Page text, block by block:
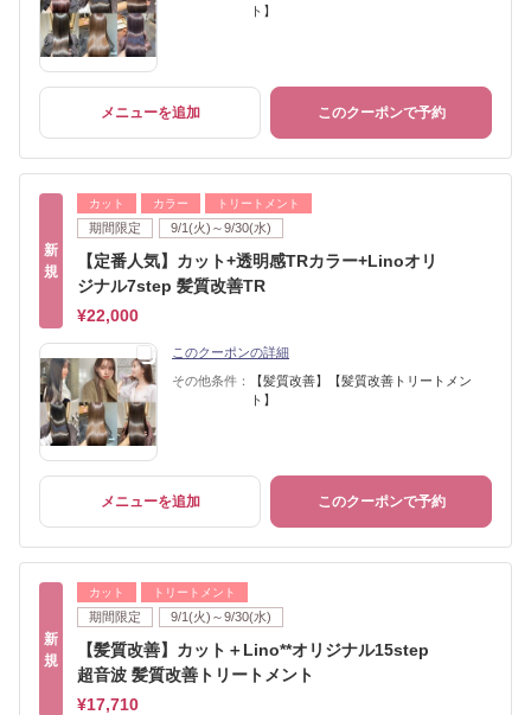
ト】
メニューを追加 このクーポンで予約
新
規
カット カラー トリートメント
期間限定 9/1(火)～9/30(水)
【定番人気】カット+透明感TRカラー+Linoオリ
ジナル7step 髪質改善TR
¥22,000
このクーポンの詳細
その他条件：
【髪質改善】【髪質改善トリートメン
ト】
メニューを追加 このクーポンで予約
新
規
カット トリートメント
期間限定 9/1(火)～9/30(水)
【髪質改善】カット＋Lino**オリジナル15step
超音波 髪質改善トリートメント
¥17,710